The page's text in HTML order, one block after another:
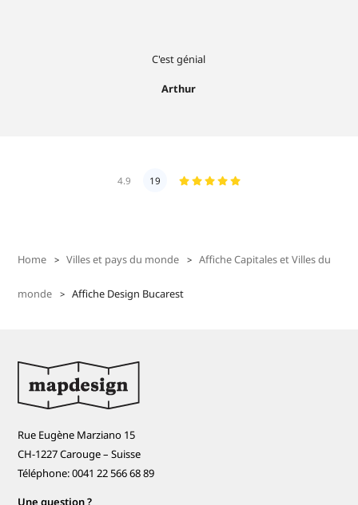
C'est génial
Arthur
4.9 19
Home Villes et pays du monde Affiche Capitales et Villes du
monde Affiche Design Bucarest
Rue Eugène Marziano 15
CH-1227 Carouge – Suisse
Téléphone: 0041 22 566 68 89